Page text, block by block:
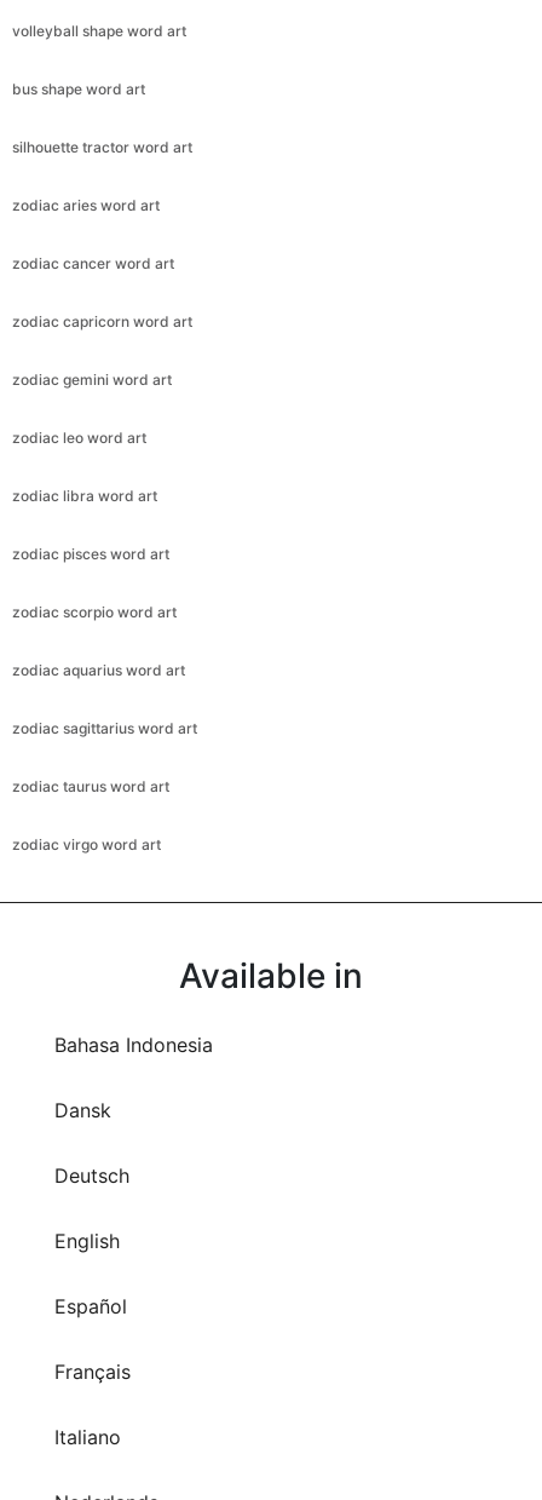
volleyball shape word art
bus shape word art
silhouette tractor word art
zodiac aries word art
zodiac cancer word art
zodiac capricorn word art
zodiac gemini word art
zodiac leo word art
zodiac libra word art
zodiac pisces word art
zodiac scorpio word art
zodiac aquarius word art
zodiac sagittarius word art
zodiac taurus word art
zodiac virgo word art
Available in
Bahasa Indonesia
Dansk
Deutsch
English
Español
Français
Italiano